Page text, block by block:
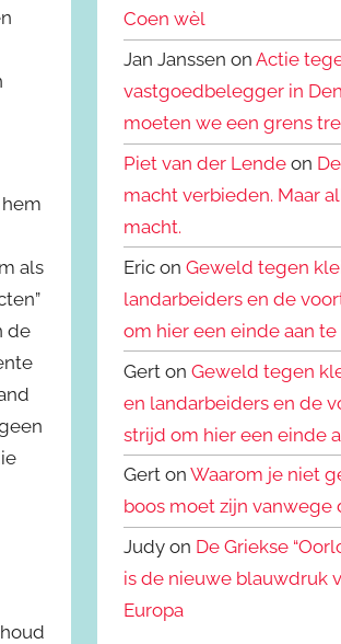
als
de
Coen wèl
Jan Janssen onActie
vastgoedbelegger in
moeten we een grens
Piet van der Lende on
macht verbieden. Maar
macht.
Eric onGeweld tegen
landarbeiders en de
om hier een einde aan te
Gert onGeweld tegen
en landarbeiders en de
strijd om hier een einde
Gert onWaarom je niet
boos moet zijn vanwege
Judy on De Griekse
is de nieuwe blauwdruk
Europa